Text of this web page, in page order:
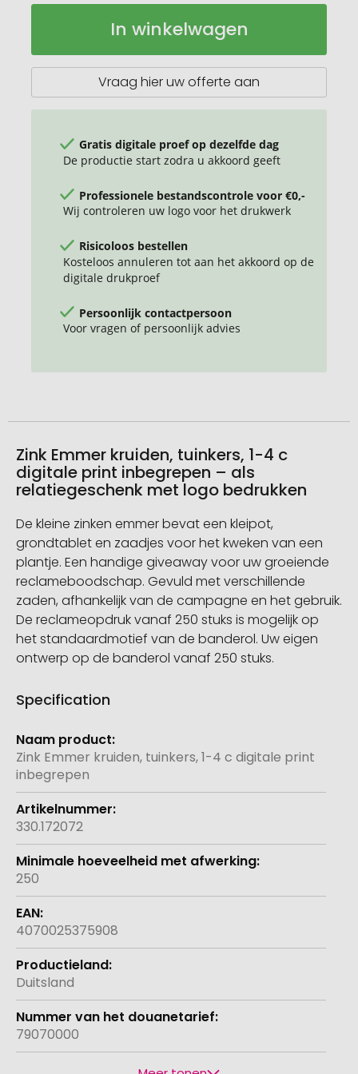
Zink
Op
In winkelwagen
Vraag hier uw offerte aan
Gratis digitale proef op dezelfde dag
De productie start zodra u akkoord geeft
Professionele bestandscontrole voor €0,-
Wij controleren uw logo voor het drukwerk
Risicoloos bestellen
Kosteloos annuleren tot aan het akkoord op de
digitale drukproef
Persoonlijk contactpersoon
Voor vragen of persoonlijk advies
Zink Emmer kruiden, tuinkers, 1-4 c
digitale print inbegrepen – als
relatiegeschenk met logo bedrukken
De kleine zinken emmer bevat een kleipot,
grondtablet en zaadjes voor het kweken van een
plantje. Een handige giveaway voor uw groeiende
reclameboodschap. Gevuld met verschillende
zaden, afhankelijk van de campagne en het gebruik.
De reclameopdruk vanaf 250 stuks is mogelijk op
het standaardmotief van de banderol. Uw eigen
ontwerp op de banderol vanaf 250 stuks.
Specification
Meer
informatie
Zink Emmer kruiden, tuinkers, 1-4 c digitale print
inbegrepen
330.172072
250
4070025375908
Duitsland
79070000